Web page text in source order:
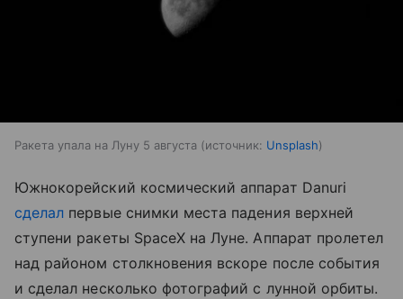
Ракета упала на Луну 5 августа источник: Unsplash
Южнокорейский космический аппарат Danuri
сделал первые снимки места падения верхней
ступени ракеты SpaceX на Луне. Аппарат пролетел
над районом столкновения вскоре после события
и сделал несколько фотографий с лунной орбиты.